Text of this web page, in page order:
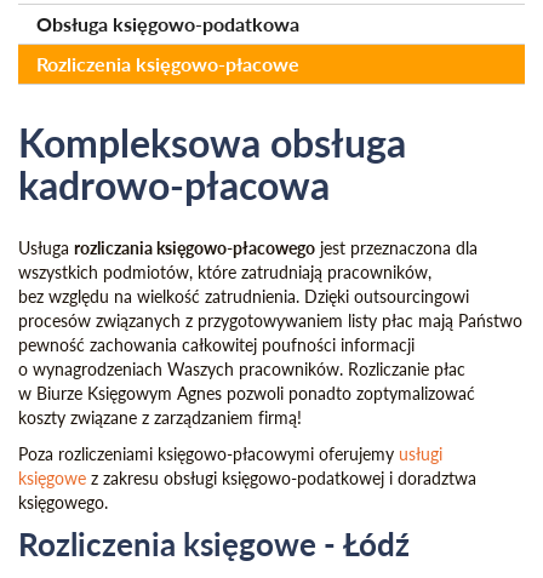
Obsługa księgowo-podatkowa
Rozliczenia księgowo-płacowe
Kompleksowa obsługa
kadrowo-płacowa
Usługa rozliczania księgowo-płacowego jest przeznaczona dla
wszystkich podmiotów, które zatrudniają pracowników,
bez względu na wielkość zatrudnienia. Dzięki outsourcingowi
procesów związanych z przygotowywaniem listy płac mają Państwo
pewność zachowania całkowitej poufności informacji
o wynagrodzeniach Waszych pracowników. Rozliczanie płac
w Biurze Księgowym Agnes pozwoli ponadto zoptymalizować
koszty związane z zarządzaniem firmą!
Poza rozliczeniami księgowo-płacowymi oferujemy usługi
księgowe z zakresu obsługi księgowo-podatkowej i doradztwa
księgowego.
Rozliczenia księgowe - Łódź